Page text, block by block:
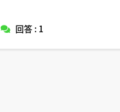
回答 : 1